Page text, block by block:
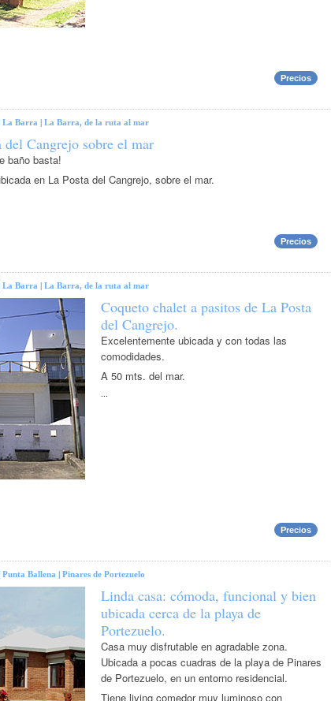
Precios
La Barra La Barra, de la ruta al mar
del Cangrejo sobre el mar
baño basta!
en La Posta del Cangrejo, sobre el mar.
Precios
La Barra La Barra, de la ruta al mar
Coqueto chalet a pasitos de La Posta
del Cangrejo.
Excelentemente ubicada y con todas las
comodidades.
A 50 mts. del mar.
...
Precios
Punta Ballena Pinares de Portezuelo
Linda casa: cómoda, funcional y bien
ubicada cerca de la playa de
Portezuelo.
Casa muy disfrutable en agradable zona.
Ubicada a pocas cuadras de la playa de Pinares
de Portezuelo, en un entorno residencial.
Tiene living comedor muy luminoso con